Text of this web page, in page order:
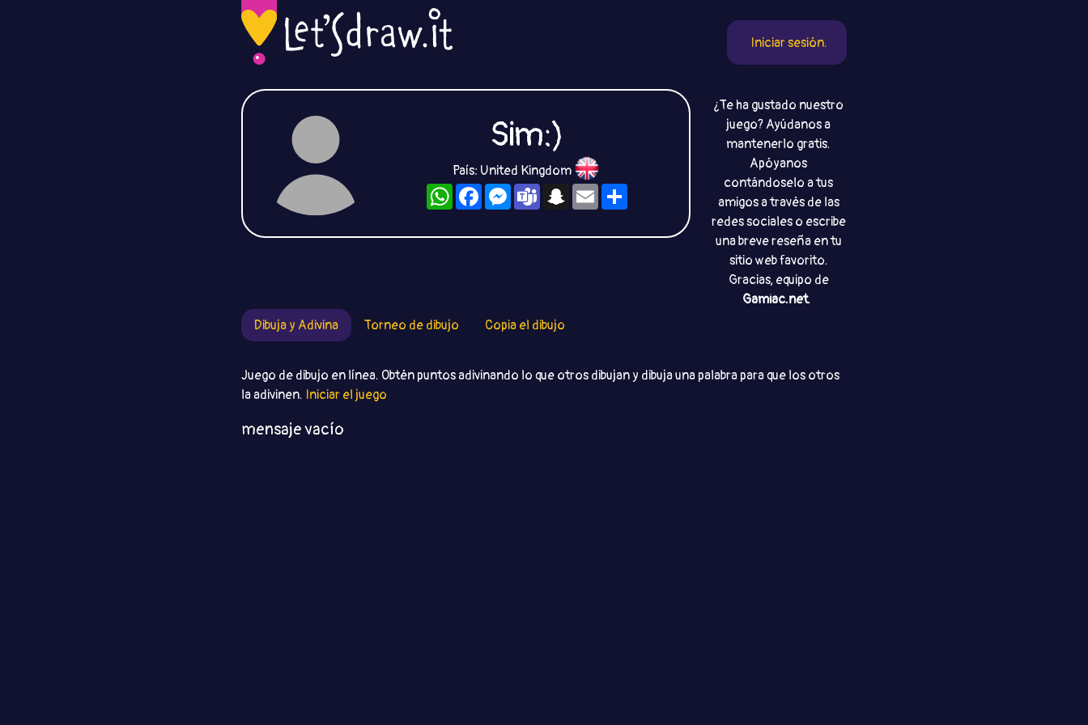
Iniciar sesión.
Sim:)
País: United Kingdom
WhatsAppFacebookMessenger
TeamsSnapchat
EmailCompartir
¿Te ha gustado nuestro
juego? Ayúdanos a
mantenerlo gratis.
Apóyanos
contándoselo a tus
amigos a través de las
redes sociales o escribe
una breve reseña en tu
sitio web favorito.
Gracias, equipo de
Gamiac.net.
Dibuja y Adivina
Torneo de dibujo Copia el dibujo
Juego de dibujo en línea. Obtén puntos adivinando lo que otros dibujan y dibuja una palabra para que los otros
la adivinen. Iniciar el juego
mensaje vacío